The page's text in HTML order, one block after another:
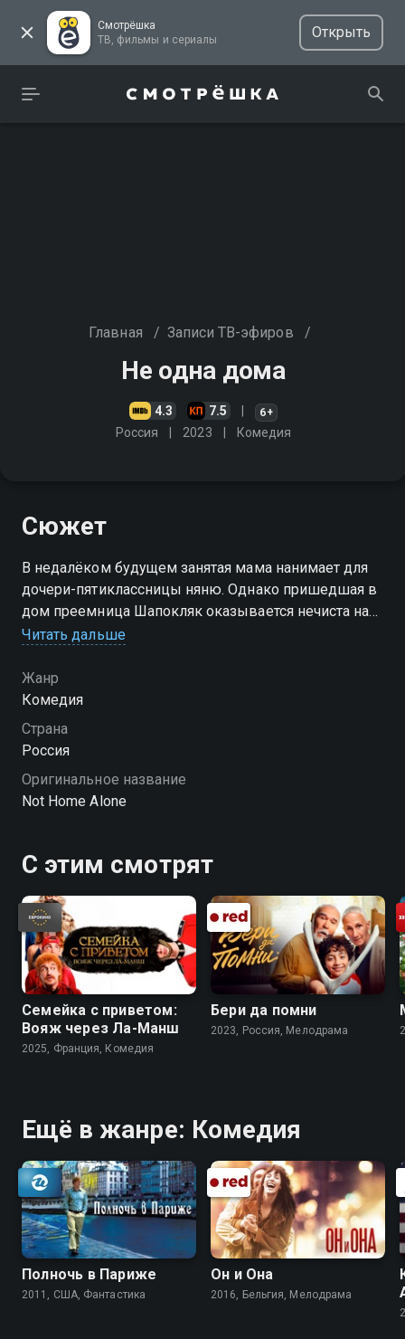
Смотрёшка
ТВ, фильмы и сериалы
Открыть
Главная / Записи ТВ-эфиров /
Не одна дома
4.3 7.5 6+
Россия 2023 Комедия
Сюжет
В недалёком будущем занятая мама нанимает для
дочери-пятиклассницы няню. Однако пришедшая в
дом преемница Шапокляк оказывается нечиста на
руку. К счастью, у девочки Маши на вооружении
дома"
Читать дальше
Жанр
Комедия
Страна
Россия
Оригинальное название
Not Home Alone
С этим смотрят
Семейка с приветом:
Вояж через Ла-Манш
2025, Франция, Комедия
Бери да помни
2023, Россия, Мелодрама
Ещё в жанре: Комедия
Полночь в Париже
2011, США, Фантастика
Он и Она
2016, Бельгия, Мелодрама